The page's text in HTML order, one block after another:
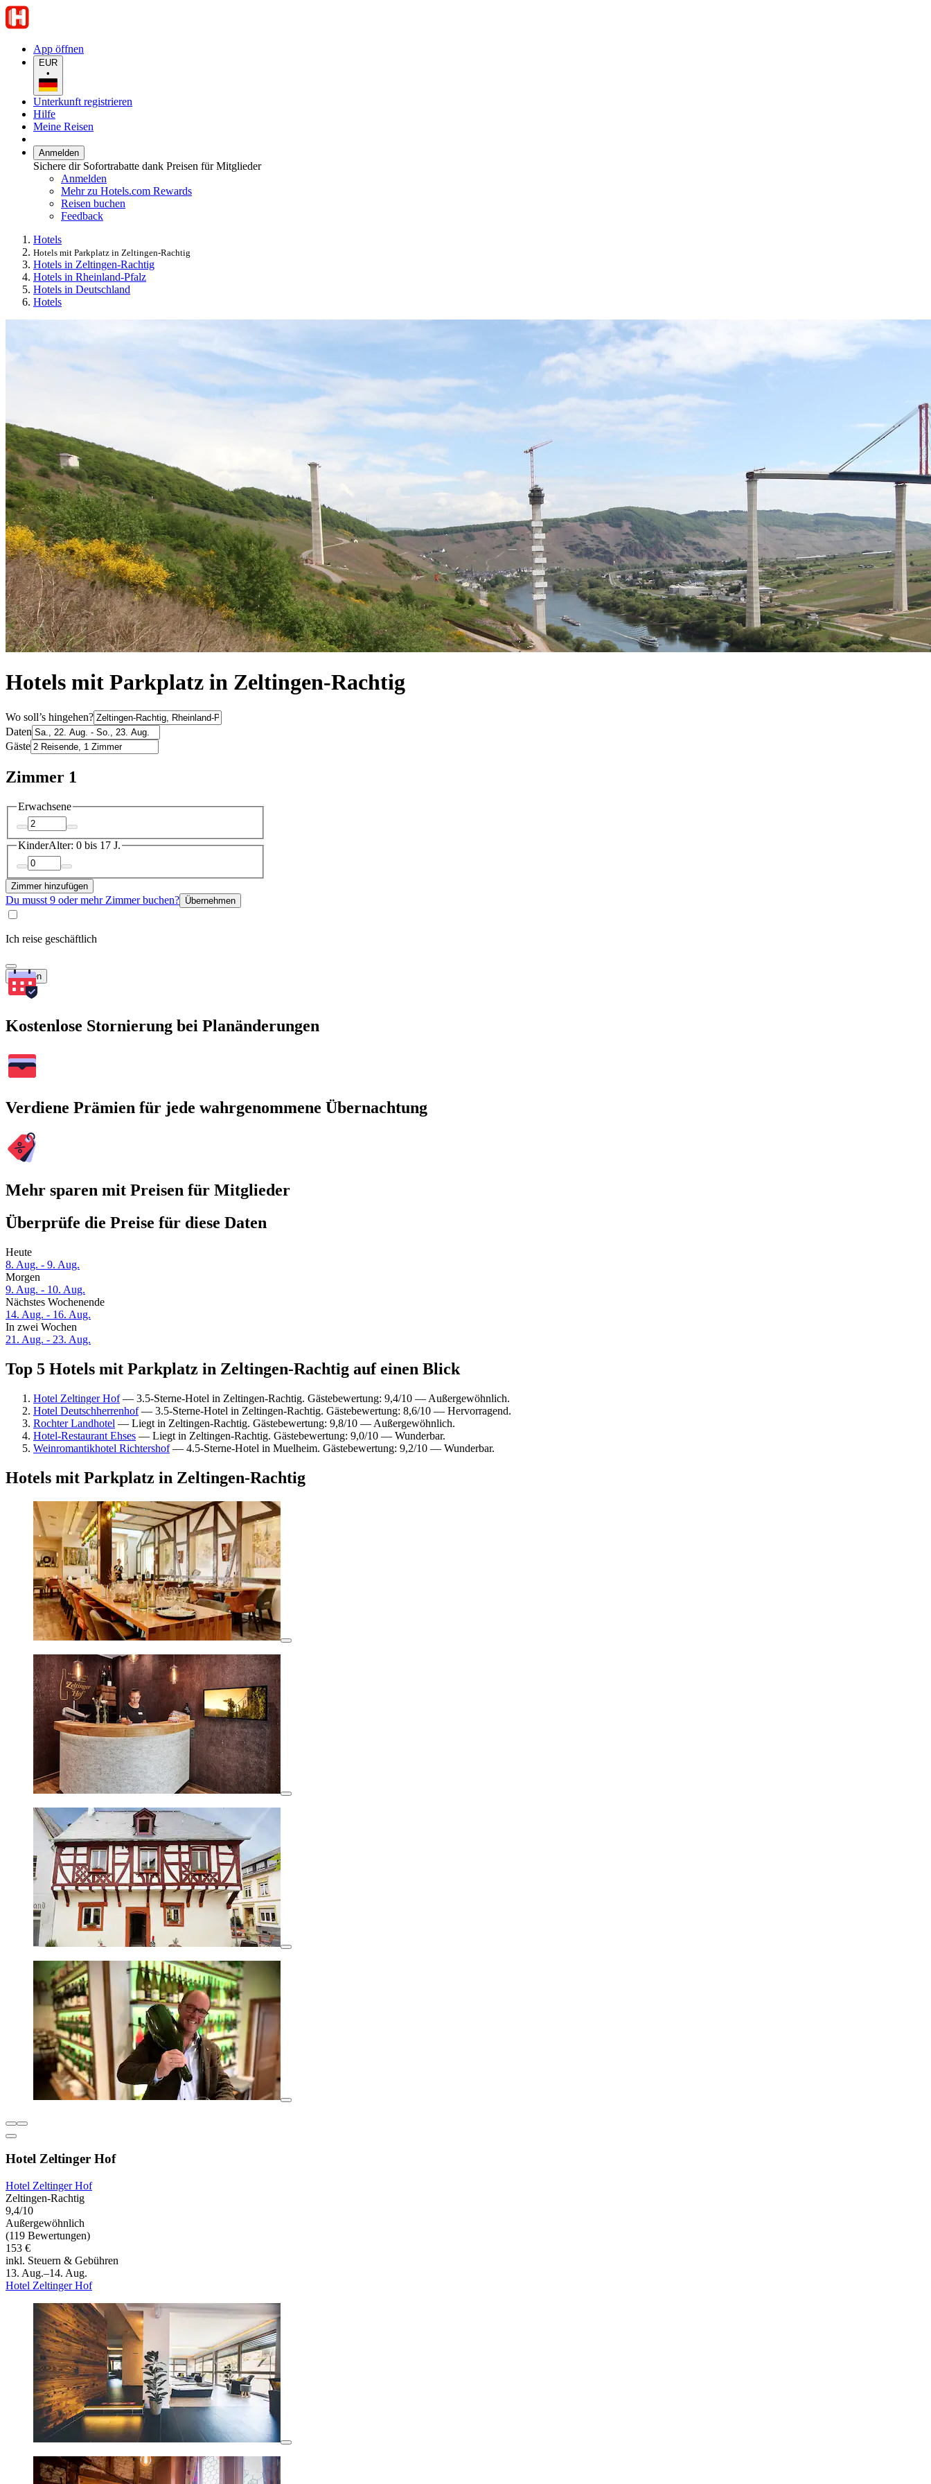
App öffnen
EUR
•
Unterkunft registrieren
Hilfe
Meine Reisen
Anmelden
Sichere dir Sofortrabatte dank Preisen für Mitglieder
Anmelden
Mehr zu Hotels.com Rewards
Reisen buchen
Feedback
Hotels
Hotels mit Parkplatz in Zeltingen-Rachtig
Hotels in Zeltingen-Rachtig
Hotels in Rheinland-Pfalz
Hotels in Deutschland
Hotels
Hotels mit Parkplatz in Zeltingen-Rachtig
Wo soll’s hingehen?
Daten
Gäste
Zimmer 1
Erwachsene
KinderAlter: 0 bis 17 J.
Zimmer hinzufügen
Du musst 9 oder mehr Zimmer buchen? Übernehmen
Ich reise geschäftlich
Suchen
Kostenlose Stornierung bei Planänderungen
Verdiene Prämien für jede wahrgenommene Übernachtung
Mehr sparen mit Preisen für Mitglieder
Überprüfe die Preise für diese Daten
Heute
8. Aug. - 9. Aug.
Morgen
9. Aug. - 10. Aug.
Nächstes Wochenende
14. Aug. - 16. Aug.
In zwei Wochen
21. Aug. - 23. Aug.
Top 5 Hotels mit Parkplatz in Zeltingen-Rachtig auf einen Blick
Hotel Zeltinger Hof— 3.5-Sterne-Hotel in Zeltingen-Rachtig. Gästebewertung: 9,4/10 — Außergewöhnlich.
Hotel Deutschherrenhof— 3.5-Sterne-Hotel in Zeltingen-Rachtig. Gästebewertung: 8,6/10 — Hervorragend.
Rochter Landhotel — Liegt in Zeltingen-Rachtig. Gästebewertung: 9,8/10 — Außergewöhnlich.
Hotel-Restaurant Ehses — Liegt in Zeltingen-Rachtig. Gästebewertung: 9,0/10 — Wunderbar.
Weinromantikhotel Richtershof— 4.5-Sterne-Hotel in Muelheim. Gästebewertung: 9,2/10 — Wunderbar.
Hotels mit Parkplatz in Zeltingen-Rachtig
Hotel Zeltinger Hof
Hotel Zeltinger Hof
Zeltingen-Rachtig
9,4/10
Außergewöhnlich
(119 Bewertungen)
153 €
inkl. Steuern & Gebühren
13. Aug.–14. Aug.
Hotel Zeltinger Hof